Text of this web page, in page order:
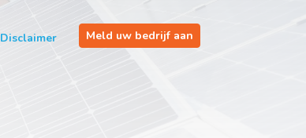
Disclaimer Meld uw bedrijf aan